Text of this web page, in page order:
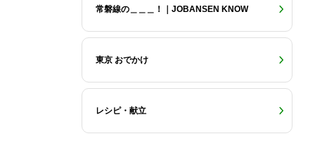
常磐線の＿＿＿！｜JOBANSEN KNOW
東京 おでかけ
レシピ・献立